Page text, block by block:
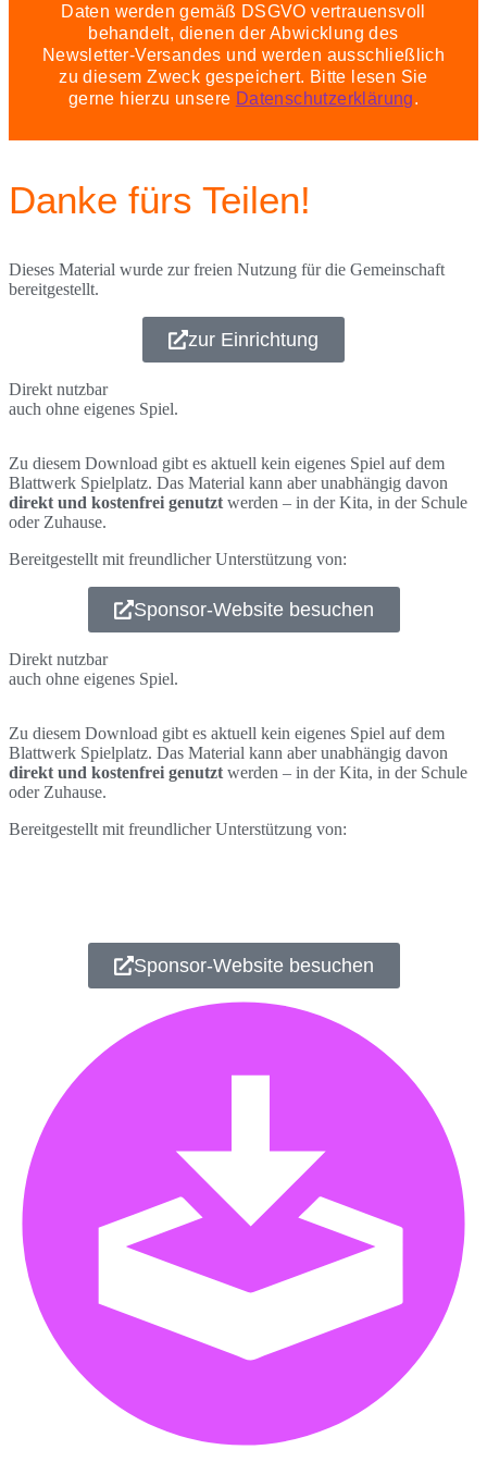
Daten werden gemäß DSGVO vertrauensvoll
behandelt, dienen der Abwicklung des
Newsletter-Versandes und werden ausschließlich
zu diesem Zweck gespeichert. Bitte lesen Sie
gerne hierzu unsere Datenschutzerklärung.
Danke fürs Teilen!
Dieses Material wurde zur freien Nutzung für die Gemeinschaft
bereitgestellt.
zur Einrichtung
Direkt nutzbar
auch ohne eigenes Spiel.
Zu diesem Download gibt es aktuell kein eigenes Spiel auf dem
Blattwerk Spielplatz. Das Material kann aber unabhängig davon
direkt und kostenfrei genutzt werden – in der Kita, in der Schule
oder Zuhause.
Bereitgestellt mit freundlicher Unterstützung von:
Sponsor-Website besuchen
Direkt nutzbar
auch ohne eigenes Spiel.
Zu diesem Download gibt es aktuell kein eigenes Spiel auf dem
Blattwerk Spielplatz. Das Material kann aber unabhängig davon
direkt und kostenfrei genutzt werden – in der Kita, in der Schule
oder Zuhause.
Bereitgestellt mit freundlicher Unterstützung von:
Sponsor-Website besuchen